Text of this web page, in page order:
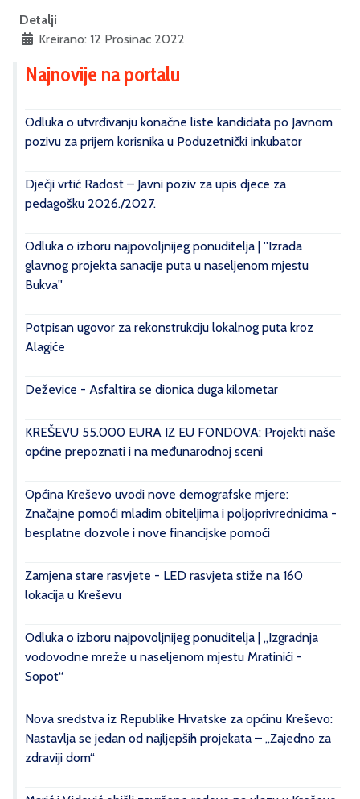
Detalji
Kreirano: 12 Prosinac 2022
Najnovije na portalu
Odluka o utvrđivanju konačne liste kandidata po Javnom
pozivu za prijem korisnika u Poduzetnički inkubator
Dječji vrtić Radost – Javni poziv za upis djece za
pedagošku 2026./2027.
Odluka o izboru najpovoljnijeg ponuditelja | ''Izrada
glavnog projekta sanacije puta u naseljenom mjestu
Bukva''
Potpisan ugovor za rekonstrukciju lokalnog puta kroz
Alagiće
Deževice - Asfaltira se dionica duga kilometar
KREŠEVU 55.000 EURA IZ EU FONDOVA: Projekti naše
općine prepoznati i na međunarodnoj sceni
Općina Kreševo uvodi nove demografske mjere:
Značajne pomoći mladim obiteljima i poljoprivrednicima -
besplatne dozvole i nove financijske pomoći
Zamjena stare rasvjete - LED rasvjeta stiže na 160
lokacija u Kreševu
Odluka o izboru najpovoljnijeg ponuditelja | „Izgradnja
vodovodne mreže u naseljenom mjestu Mratinići -
Sopot“
Nova sredstva iz Republike Hrvatske za općinu Kreševo:
Nastavlja se jedan od najljepših projekata – „Zajedno za
zdraviji dom“